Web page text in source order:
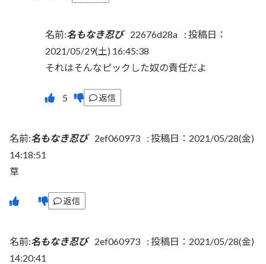
名前:名もなき忍び 22676d28a : 投稿日：
2021/05/29(土) 16:45:38
それはそんなピックした奴の責任だよ
返信
名前:名もなき忍び 2ef060973 : 投稿日：2021/05/28(金)
14:18:51
草
返信
名前:名もなき忍び 2ef060973 : 投稿日：2021/05/28(金)
14:20:41